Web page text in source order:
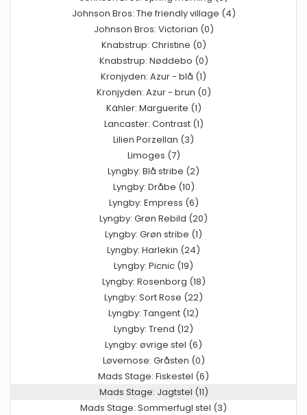
Johnson Bros: The friendly village (4)
Johnson Bros: Victorian (0)
Knabstrup: Christine (0)
Knabstrup: Nøddebo (0)
Kronjyden: Azur - blå (1)
Kronjyden: Azur - brun (0)
Kähler: Marguerite (1)
Lancaster: Contrast (1)
Lilien Porzellan (3)
Limoges (7)
Lyngby: Blå stribe (2)
Lyngby: Dråbe (10)
Lyngby: Empress (6)
Lyngby: Grøn Rebild (20)
Lyngby: Grøn stribe (1)
Lyngby: Harlekin (24)
Lyngby: Picnic (19)
Lyngby: Rosenborg (18)
Lyngby: Sort Rose (22)
Lyngby: Tangent (12)
Lyngby: Trend (12)
Lyngby: øvrige stel (6)
Løvemose: Gråsten (0)
Mads Stage: Fiskestel (6)
Mads Stage: Jagtstel (11)
Mads Stage: Sommerfugl stel (3)